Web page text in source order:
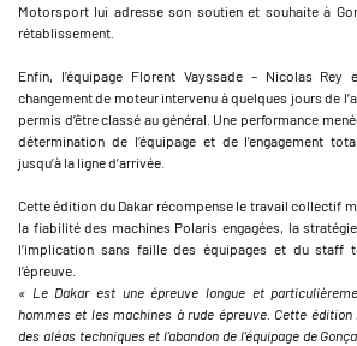
Motorsport lui adresse son soutien et souhaite à
rétablissement.
Enfin, l’équipage Florent Vayssade – Nicolas
changement de moteur intervenu à quelques jours de
permis d’être classé au général. Une performance
détermination de l’équipage et de l’engagement
jusqu’à la ligne d’arrivée.
Cette édition du Dakar récompense le travail collectif
la fiabilité des machines Polaris engagées, la
l’implication sans faille des équipages et du staff
l’épreuve.
« Le Dakar est une épreuve longue et
hommes et les machines à rude épreuve. Cette édition
des aléas techniques et l’abandon de l’équipage de